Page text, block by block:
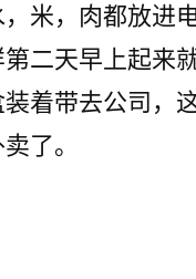
，米，肉都放进
二天早上起来
着带去公司，
了。